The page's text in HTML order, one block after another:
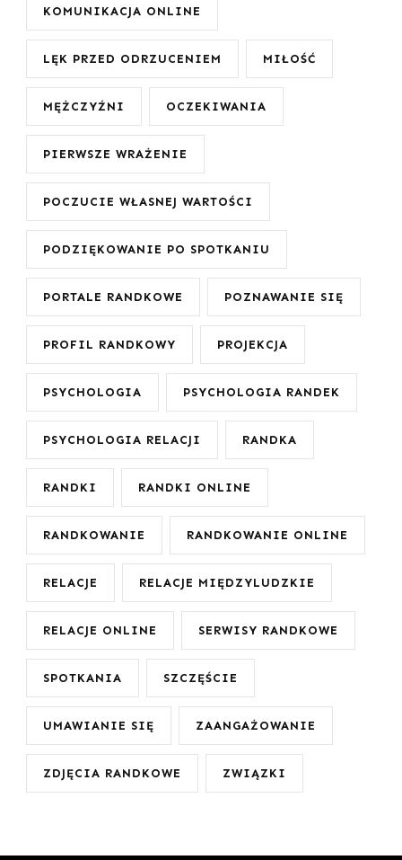
KOMUNIKACJA ONLINE
LĘK PRZED ODRZUCENIEM MIŁOŚĆ
MĘŻCZYŹNI OCZEKIWANIA
PIERWSZE WRAŻENIE
POCZUCIE WŁASNEJ WARTOŚCI
PODZIĘKOWANIE PO SPOTKANIU
PORTALE RANDKOWE POZNAWANIE SIĘ
PROFIL RANDKOWY PROJEKCJA
PSYCHOLOGIA PSYCHOLOGIA RANDEK
PSYCHOLOGIA RELACJI RANDKA
RANDKI RANDKI ONLINE
RANDKOWANIE RANDKOWANIE ONLINE
RELACJE RELACJE MIĘDZYLUDZKIE
RELACJE ONLINE SERWISY RANDKOWE
SPOTKANIA SZCZĘŚCIE
UMAWIANIE SIĘ ZAANGAŻOWANIE
ZDJĘCIA RANDKOWE ZWIĄZKI